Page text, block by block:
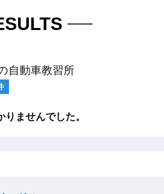
自動車教習所
ませんでした。